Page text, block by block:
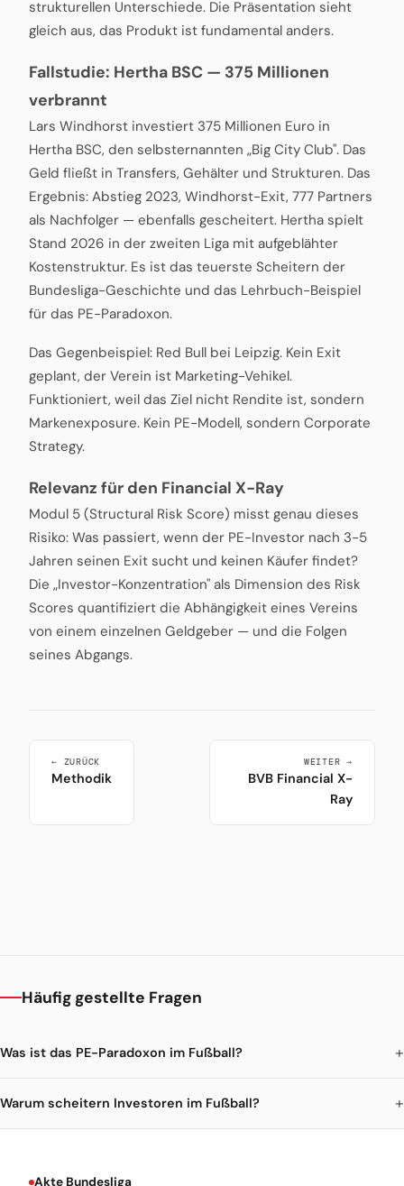
strukturellen Unterschiede. Die Präsentation sieht
gleich aus, das Produkt ist fundamental anders.
Fallstudie: Hertha BSC — 375 Millionen
verbrannt
Lars Windhorst investiert 375 Millionen Euro in
Hertha BSC, den selbsternannten „Big City Club". Das
Geld fließt in Transfers, Gehälter und Strukturen. Das
Ergebnis: Abstieg 2023, Windhorst-Exit, 777 Partners
als Nachfolger — ebenfalls gescheitert. Hertha spielt
Stand 2026 in der zweiten Liga mit aufgeblähter
Kostenstruktur. Es ist das teuerste Scheitern der
Bundesliga-Geschichte und das Lehrbuch-Beispiel
für das PE-Paradoxon.
Das Gegenbeispiel: Red Bull bei Leipzig. Kein Exit
geplant, der Verein ist Marketing-Vehikel.
Funktioniert, weil das Ziel nicht Rendite ist, sondern
Markenexposure. Kein PE-Modell, sondern Corporate
Strategy.
Relevanz für den Financial X-Ray
Modul 5 (Structural Risk Score) misst genau dieses
Risiko: Was passiert, wenn der PE-Investor nach 3-5
Jahren seinen Exit sucht und keinen Käufer findet?
Die „Investor-Konzentration" als Dimension des Risk
Scores quantifiziert die Abhängigkeit eines Vereins
von einem einzelnen Geldgeber — und die Folgen
seines Abgangs.
← ZURÜCK
Methodik
WEITER →
BVB Financial X-
Ray
Häufig gestellte Fragen
Was ist das PE-Paradoxon im Fußball?
Warum scheitern Investoren im Fußball?
Akte Bundesliga